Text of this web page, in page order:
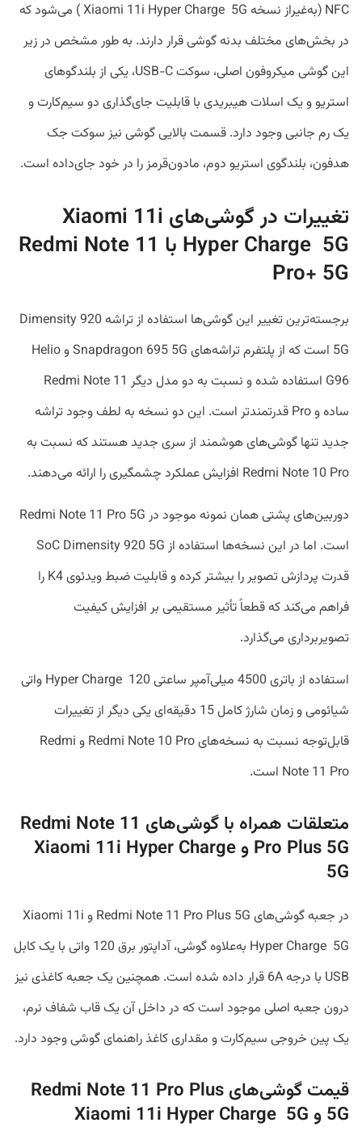
NFC (به‌غیراز نسخه Xiaomi 11i Hyper Charge 5G ) می‌شود که
در بخش‌های مختلف بدنه گوشی قرار دارند. به طور مشخص در زیر
این گوشی میکروفون اصلی، سوکت USB-C، یکی از بلندگوهای
استریو و یک اسلات هیبریدی با قابلیت جای‌گذاری دو سیم‌کارت و
یک رم جانبی وجود دارد. قسمت بالایی گوشی نیز سوکت جک
هدفون، بلندگوی استریو دوم، مادون‌قرمز را در خود جای‌داده است.
تغییرات در گوشی‌های Xiaomi 11i
Hyper Charge 5G با Redmi Note 11
Pro+ 5G
برجسته‌ترین تغییر این گوشی‌ها استفاده از تراشه Dimensity 920
5G است که از پلتفرم تراشه‌های Snapdragon 695 5G و Helio
ساده و Pro قدرتمندتر است. این دو نسخه به لطف وجود تراشه
جدید تنها گوشی‌های هوشمند از سری جدید هستند که نسبت به
Redmi Note 10 Pro افزایش عملکرد چشمگیری را ارائه می‌دهند.
دوربین‌های پشتی همان نمونه موجود در Redmi Note 11 Pro 5G
است. اما در این نسخه‌ها استفاده از SoC Dimensity 920 5G
قدرت پردازش تصویر را بیشتر کرده و قابلیت ضبط ویدئوی K4 را
فراهم می‌کند که قطعاً تأثیر مستقیمی بر افزایش کیفیت
تصویربرداری می‌گذارد.
استفاده از باتری 4500 میلی‌آمپر ساعتی Hyper Charge 120 واتی
شیائومی و زمان شارژ کامل 15 دقیقه‌ای یکی دیگر از تغییرات
قابل‌توجه نسبت به نسخه‌های Redmi Note 10 Pro و Redmi
Note 11 Pro است.
متعلقات همراه با گوشی‌های Redmi Note 11
Pro Plus 5G و Xiaomi 11i Hyper Charge
5G
در جعبه گوشی‌های Redmi Note 11 Pro Plus 5G و Xiaomi 11i
Hyper Charge 5G به‌علاوه گوشی، آداپتور برق 120 واتی با یک کابل
USB با درجه 6A قرار داده شده است. همچنین یک جعبه کاغذی نیز
درون جعبه اصلی موجود است که در داخل آن یک قاب شفاف نرم،
یک پین خروجی سیم‌کارت و مقداری کاغذ راهنمای گوشی وجود دارد.
قیمت گوشی‌های Redmi Note 11 Pro Plus
5G و Xiaomi 11i Hyper Charge 5G